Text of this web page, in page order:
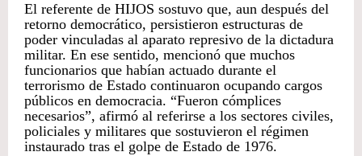
El referente de HIJOS sostuvo que, aun después del
retorno democrático, persistieron estructuras de
poder vinculadas al aparato represivo de la dictadura
militar. En ese sentido, mencionó que muchos
funcionarios que habían actuado durante el
terrorismo de Estado continuaron ocupando cargos
públicos en democracia. “Fueron cómplices
necesarios”, afirmó al referirse a los sectores civiles,
policiales y militares que sostuvieron el régimen
instaurado tras el golpe de Estado de 1976.